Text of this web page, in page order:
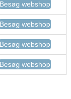
Besøg webshop
Besøg webshop
Besøg webshop
Besøg webshop